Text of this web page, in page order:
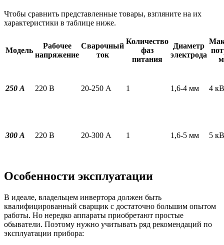
Чтобы сравнить представленные товары, взгляните на их
характеристики в таблице ниже.
Модель
Рабочее
напряжение
Сварочный
ток
Количество
фаз
питания
Диаметр
электрода
250 А 220 В 20-250 А 1 1,6-4 мм 4
300 А 220 В 20-300 А 1 1,6-5 мм 5
Особенности эксплуатации
В идеале, владельцем инвертора должен быть
квалифицированный сварщик с достаточно большим опытом
работы. Но нередко аппараты приобретают простые
обыватели. Поэтому нужно учитывать ряд рекомендаций по
эксплуатации прибора: